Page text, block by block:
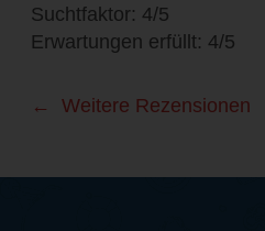
Suchtfaktor: 4/5
Erwartungen erfüllt: 4/5
Weitere Rezensionen